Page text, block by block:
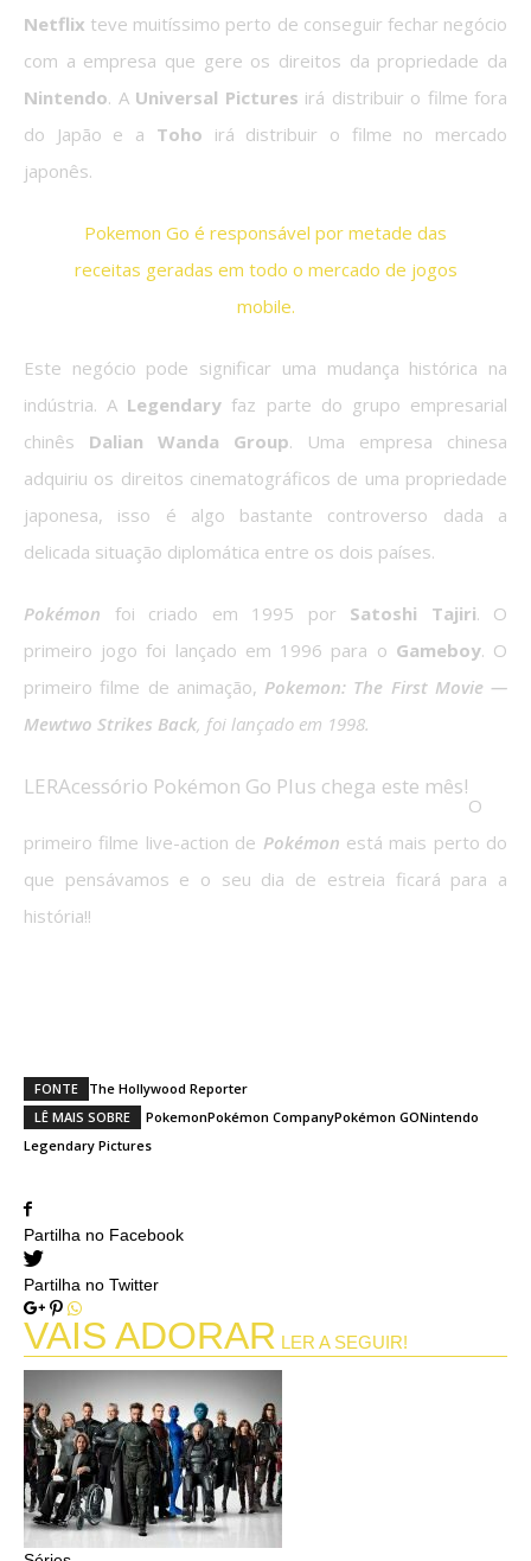
Netflix teve muitíssimo perto de conseguir fechar negócio
com a empresa que gere os direitos da propriedade da
Nintendo. A Universal Pictures irá distribuir o filme fora
do Japão e a Toho irá distribuir o filme no mercado
japonês.
Pokemon Go é responsável por metade das
receitas geradas em todo o mercado de jogos
mobile.
Este negócio pode significar uma mudança histórica na
indústria. A Legendary faz parte do grupo empresarial
chinês Dalian Wanda Group. Uma empresa chinesa
adquiriu os direitos cinematográficos de uma propriedade
japonesa, isso é algo bastante controverso dada a
delicada situação diplomática entre os dois países.
Pokémon foi criado em 1995 por Satoshi Tajiri. O
primeiro jogo foi lançado em 1996 para o Gameboy. O
primeiro filme de animação, Pokemon: The First Movie —
Mewtwo Strikes Back, foi lançado em 1998.
LERAcessório Pokémon Go Plus chega este mês!
O
primeiro filme live-action de Pokémon está mais perto do
que pensávamos e o seu dia de estreia ficará para a
história!!
FONTE
The Hollywood Reporter
LÊ MAIS SOBRE
PokemonPokémon CompanyPokémon GONintendo
Legendary Pictures
Partilha no Facebook
Partilha no Twitter
VAIS ADORAR LER A SEGUIR!